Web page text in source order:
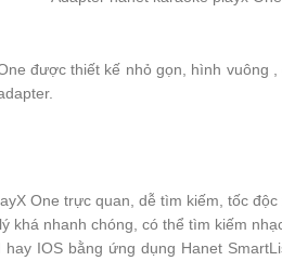
được thiết kế nhỏ gọn, hình vuông
One trực quan, dễ tìm kiếm, tốc độc
khá nhanh chóng, có thể tìm kiếm
hay IOS bằng ứng dụng Hanet